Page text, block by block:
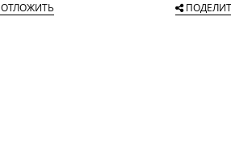
ОТЛОЖИТЬ